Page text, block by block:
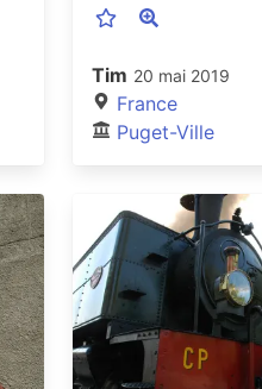
Tim 20 mai 2019
France
Puget-Ville